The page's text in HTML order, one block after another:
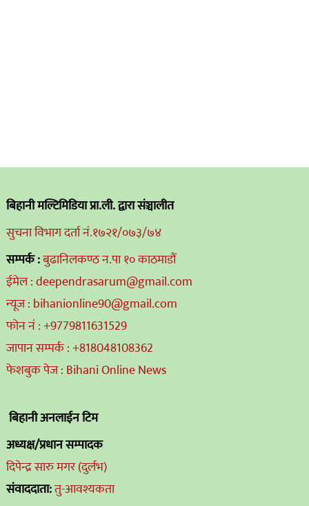
बिहानी मल्टिमिडिया प्रा.ली. द्वारा संञ्चालीत
सुचना विभाग दर्ता नं.१७२१/०७३/७४
सम्पर्क :बुढानिलकण्ठ न.पा १० काठमाडौं
ईमेल : deependrasarum@gmail.com
न्यूज : bihanionline90@gmail.com
फोन नं : +9779811631529
जापान सम्पर्क : +818048108362
फेशबुक पेज : Bihani Online News
बिहानी अनलाईन टिम
अध्यक्ष/प्रधान सम्पादक
दिपेन्द्र सारु मगर (दुर्लभ)
संवाददाता:तु-आवश्यकता